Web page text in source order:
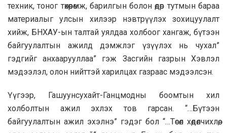
техник, тоног төхөөрөмж, барилгын болон өдөр тутмын бараа
материалыг улсын хилээр нэвтрүүлэх зохицуулалт
хийж, БНХАУ-ын талтай уялдаа холбоог хангаж, бүтээн
байгуулалтын ажилд дэмжлэг үзүүлэх нь чухал”
гэдгийг анхаарууллаа” гэж Засгийн газрын Хэвлэл
мэдээлэл, олон нийттэй харилцах газраас мэдээлсэн.
Үүгээр, Гашуунсухайт-Ганцмодны боомтын хил
холболтын ажил эхлэх тов гарсан. “…Бүтээн
байгуулалтын ажил эхэлнэ” гэдэг бол “…Төсөл хөдөлчихлөө,